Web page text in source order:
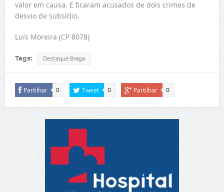
valor em causa. E ficaram acusados de dois crimes de
desvio de subsídio.
Luís Moreira (CP 8078)
Tags: Destaque Braga
Partilhar 0 Tweet 0 Partilhar 0